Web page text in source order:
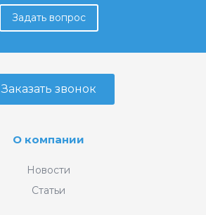
Задать вопрос
Заказать звонок
О компании
Новости
Статьи